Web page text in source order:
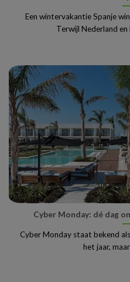
Een wintervakantie Spanje
Terwijl Nederland en
Cyber Monday: dé dag
Cyber Monday staat bekend
het jaar,